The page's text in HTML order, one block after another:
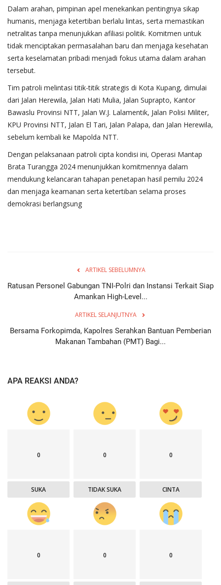
Dalam arahan, pimpinan apel menekankan pentingnya sikap
humanis, menjaga ketertiban berlalu lintas, serta memastikan
netralitas tanpa menunjukkan afiliasi politik. Komitmen untuk
tidak menciptakan permasalahan baru dan menjaga kesehatan
serta keselamatan pribadi menjadi fokus utama dalam arahan
tersebut.
Tim patroli melintasi titik-titik strategis di Kota Kupang, dimulai
dari Jalan Herewila, Jalan Hati Mulia, Jalan Suprapto, Kantor
Bawaslu Provinsi NTT, Jalan W.J. Lalamentik, Jalan Polisi Militer,
KPU Provinsi NTT, Jalan El Tari, Jalan Palapa, dan Jalan Herewila,
sebelum kembali ke Mapolda NTT.
Dengan pelaksanaan patroli cipta kondisi ini, Operasi Mantap
Brata Turangga 2024 menunjukkan komitmennya dalam
mendukung kelancaran tahapan penetapan hasil pemilu 2024
dan menjaga keamanan serta ketertiban selama proses
demokrasi berlangsung
ARTIKEL SEBELUMNYA
Ratusan Personel Gabungan TNI-Polri dan Instansi Terkait Siap
Amankan High-Level...
ARTIKEL SELANJUTNYA
Bersama Forkopimda, Kapolres Serahkan Bantuan Pemberian
Makanan Tambahan (PMT) Bagi...
APA REAKSI ANDA?
0
SUKA
0
TIDAK SUKA
0
CINTA
0 0 0